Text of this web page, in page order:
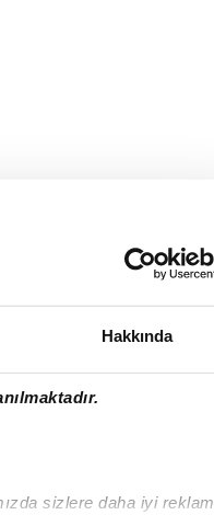
Hakkında
sizlere daha iyi reklam